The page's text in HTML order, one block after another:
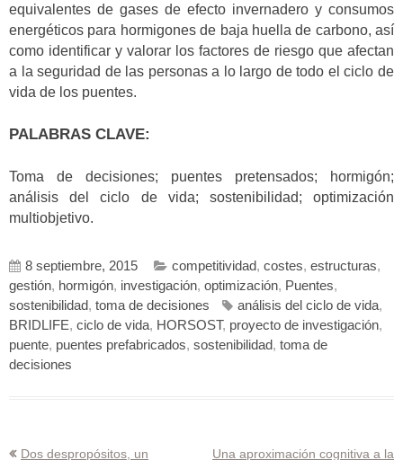
equivalentes de gases de efecto invernadero y consumos
energéticos para hormigones de baja huella de carbono, así
como identificar y valorar los factores de riesgo que afectan
a la seguridad de las personas a lo largo de todo el ciclo de
vida de los puentes.
PALABRAS CLAVE:
Toma de decisiones; puentes pretensados; hormigón;
análisis del ciclo de vida; sostenibilidad; optimización
multiobjetivo.
8 septiembre, 2015 competitividad, costes, estructuras,
gestión, hormigón, investigación, optimización, Puentes,
sostenibilidad, toma de decisiones análisis del ciclo de vida,
BRIDLIFE, ciclo de vida, HORSOST, proyecto de investigación,
puente, puentes prefabricados, sostenibilidad, toma de
decisiones
Navegación
Dos despropósitos, un Una aproximación cognitiva a la